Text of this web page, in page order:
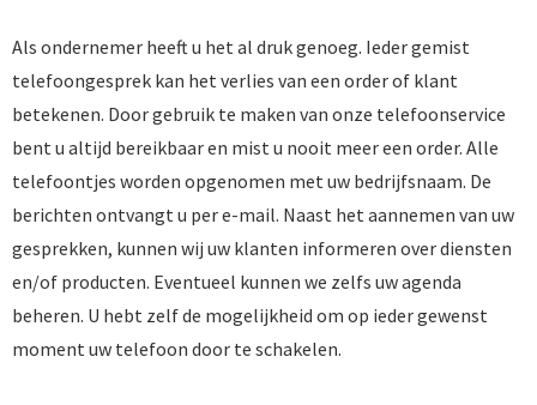
Als ondernemer heeft u het al druk genoeg. Ieder gemist
telefoongesprek kan het verlies van een order of klant
betekenen. Door gebruik te maken van onze telefoonservice
bent u altijd bereikbaar en mist u nooit meer een order. Alle
telefoontjes worden opgenomen met uw bedrijfsnaam. De
berichten ontvangt u per e-mail. Naast het aannemen van uw
gesprekken, kunnen wij uw klanten informeren over diensten
en/of producten. Eventueel kunnen we zelfs uw agenda
beheren. U hebt zelf de mogelijkheid om op ieder gewenst
moment uw telefoon door te schakelen.